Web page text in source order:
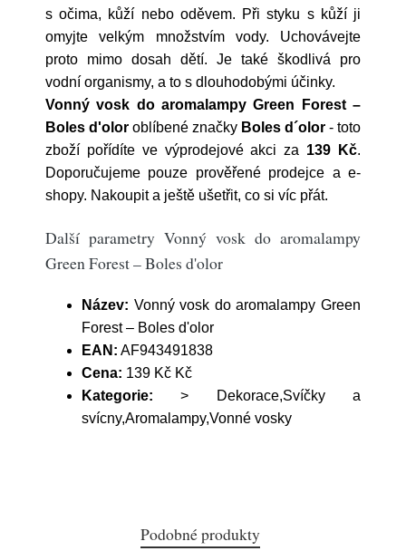
s očima, kůží nebo oděvem. Při styku s kůží ji
omyjte velkým množstvím vody. Uchovávejte
proto mimo dosah dětí. Je také škodlivá pro
vodní organismy, a to s dlouhodobými účinky.
Vonný vosk do aromalampy Green Forest –
Boles d'olor oblíbené značky Boles d´olor - toto
zboží pořídíte ve výprodejové akci za 139 Kč.
Doporučujeme pouze prověřené prodejce a e-
shopy. Nakoupit a ještě ušetřit, co si víc přát.
Další parametry Vonný vosk do aromalampy
Green Forest – Boles d'olor
Název: Vonný vosk do aromalampy Green
Forest – Boles d'olor
EAN: AF943491838
Cena: 139 Kč Kč
Kategorie: > Dekorace,Svíčky a
svícny,Aromalampy,Vonné vosky
Podobné produkty